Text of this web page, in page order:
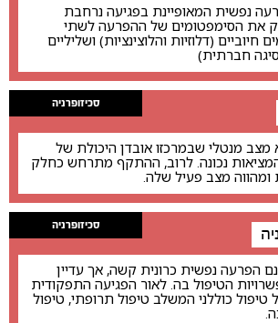
נפשית המאופיינת בפגיעה נרחבת
את הסימפטומים של ההפרעה לשתי
(דלוזיות והלוצינציות) ושליליים
חברתית)
סכיזופרניה
מצב מנטלי שבמרכזו אובדן היכולת של
נכונה. לרוב, ההתקף מתרחש כחלק
מצב פעיל שלה.
סכיזופרניה
הפרעה נפשית כרונית קשה, אך עדיין
הטיפול בה. לאור הפגיעה התפקודית
כוללני המשלב טיפול תרופתי, טיפול